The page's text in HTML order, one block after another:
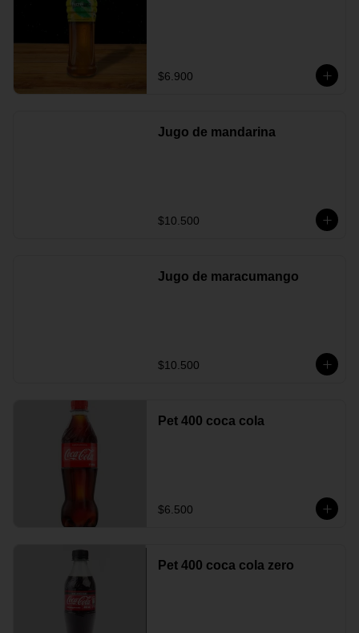
$6.900
Jugo de mandarina
$10.500
Jugo de maracumango
$10.500
Pet 400 coca cola
$6.500
Pet 400 coca cola zero